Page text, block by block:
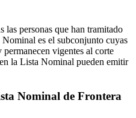
las personas que han tramitado
es el subconjunto cuyas
vigentes al corte
la Lista Nominal pueden emitir
Nominal de Frontera